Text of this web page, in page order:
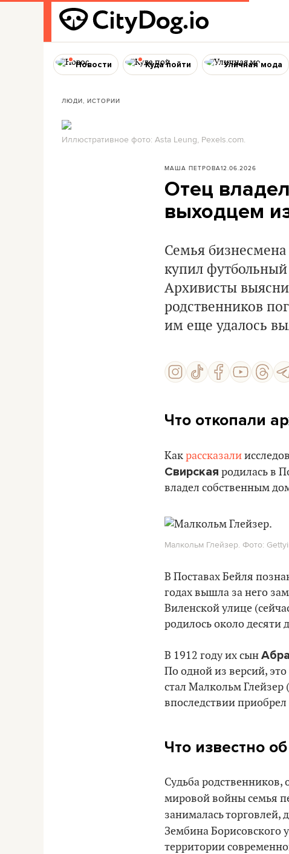
Новости Куда пойти Уличная мода
ЛЮДИ, ИСТОРИИ
Иллюстративное фото: Asta Leung, Pexels.com.
МАША ПЕТРОВА12.06.2026
Отец
выходцем
Семья
купил
Архивисты
родственников
им еще удалось
Что откопали
Какрассказали
Свирская родилась в
владел собственным
Малкольм Глейзер. Фото:
В Поставах Бейля
годах вышла за него
Виленской улице
родилось около десяти
В 1912 году их сын
По одной из версий,
стал Малкольм
впоследствии
Что известно
Судьба родственников,
мировой войны семья
занималась торговлей,
Зембина Борисовского
территории